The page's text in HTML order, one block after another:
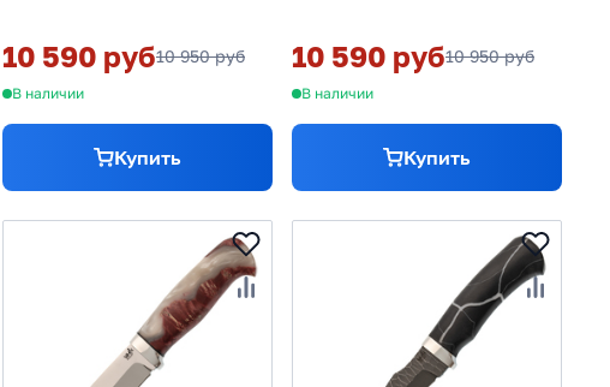
10 590 руб10 950 руб
В наличии
Купить
10 590 руб10 950 руб
В наличии
Купить